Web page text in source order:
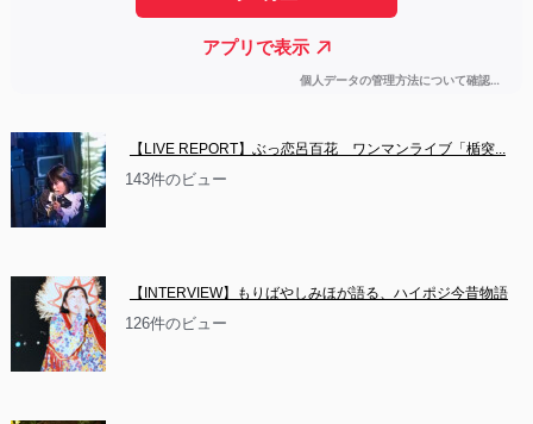
【LIVE REPORT】ぶっ恋呂百花　ワンマンライブ「楯突...
143件のビュー
【INTERVIEW】もりばやしみほが語る、ハイポジ今昔物語
126件のビュー